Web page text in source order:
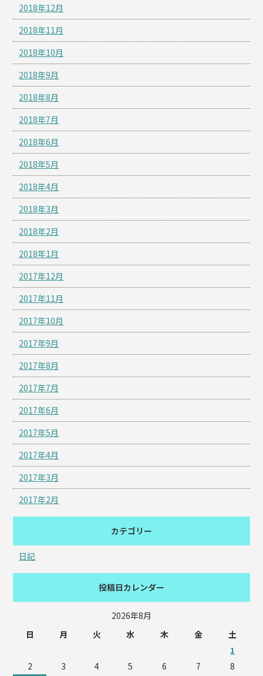
2018年12月
2018年11月
2018年10月
2018年9月
2018年8月
2018年7月
2018年6月
2018年5月
2018年4月
2018年3月
2018年2月
2018年1月
2017年12月
2017年11月
2017年10月
2017年9月
2017年8月
2017年7月
2017年6月
2017年5月
2017年4月
2017年3月
2017年2月
カテゴリー
日記
投稿日カレンダー
2026年8月
日
月 火 水 木 金
土
1
2
3 4 5 6 7 8